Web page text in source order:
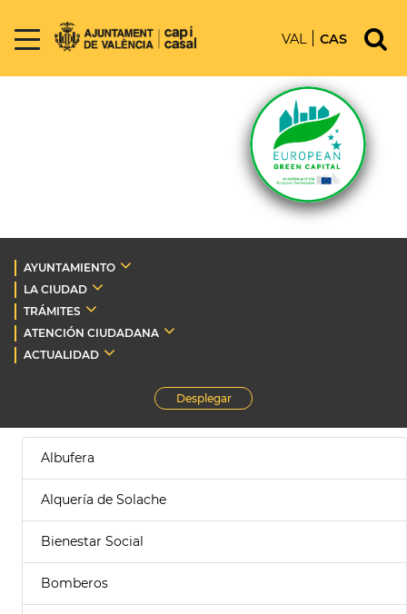
VAL CAS
AYUNTAMIENTO
LA CIUDAD
TRÁMITES
ATENCIÓN CIUDADANA
ACTUALIDAD
Desplegar
Albufera
Alquería de Solache
Bienestar Social
Bomberos